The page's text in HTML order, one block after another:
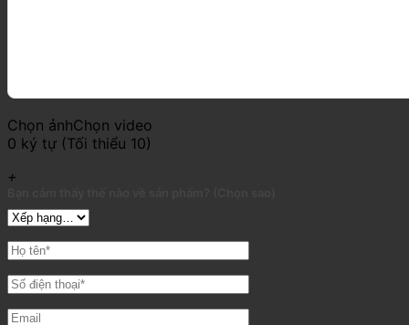
Chọn ảnhChọn video
0 ký tự (Tối thiểu 10)
+